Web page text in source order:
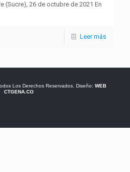
(Sucre), 26 de octubre de 2021 En
Leer más
Los Derechos Reservados. Diseño: WEB
CTGENA.CO